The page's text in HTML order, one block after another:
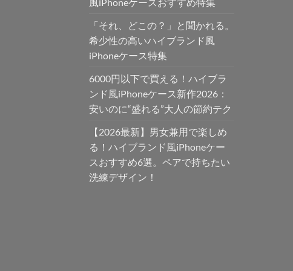
「それ、どこの？」と聞かれる。
希少性の高いハイブランド風
iPhoneケース特集
6000円以下で買える！ハイブラ
ンド風iPhoneケース新作2026：
安いのに“盛れる”大人の節約テク
【2026最新】男女兼用で楽しめ
る！ハイブランド風iPhoneケー
スおすすめ6選。ペアで持ちたい
洗練デザイン！